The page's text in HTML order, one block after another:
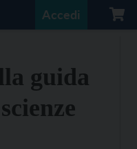
Accedi
guida